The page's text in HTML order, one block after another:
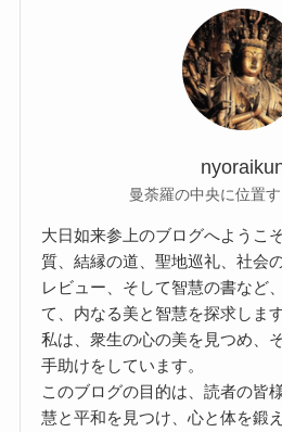
曼荼羅の中央に位置
大日如来参上のブログへようこ
質、結縁の道、聖地巡礼、社会
レビュー、そして智慧の書など
て、内なる美と智慧を探求します
私は、衆生の心の美を見つめ、
手助けをしています。
このブログの目的は、読者の皆
慧と平和を見つけ、心と体を鍛